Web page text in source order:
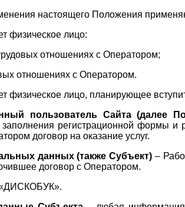
настоящего Положения
физическое лицо:
отношениях с Оператором;
отношениях с Оператором.
физическое лицо, планирующее
пользователь Сайта (далее
заполнения регистрационной формы и
договор на оказание услуг.
данных (также Субъект) –
договор с Оператором.
ДИСКОБУК».